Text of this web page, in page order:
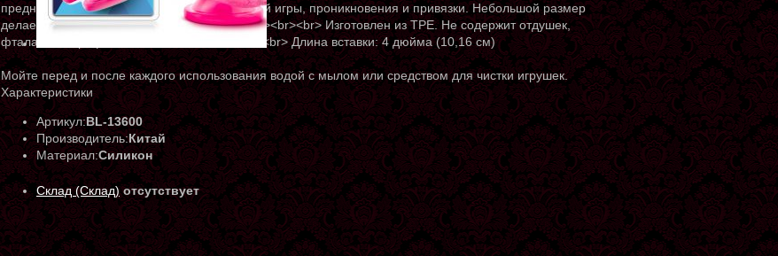
предназначен для сольной игры, партнерской игры, проникновения и привязки. Небольшой размер
делает его идеальным для начинающих. <br><br><br> Изготовлен из TPE. Не содержит отдушек,
фталатов, парафинов или латекса. <br><br><br> Длина вставки: 4 дюйма (10,16 см)
Мойте перед и после каждого использования водой с мылом или средством для чистки игрушек.
Характеристики
Артикул:BL-13600
Производитель:Китай
Материал:Силикон
Склад (Склад) отсутствует